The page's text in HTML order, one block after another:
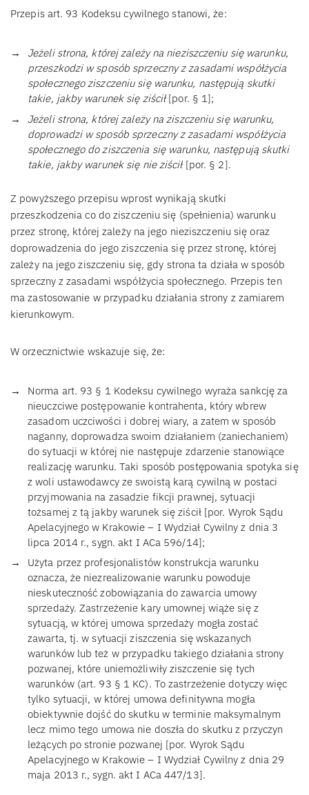
Przepis art. 93 Kodeksu cywilnego stanowi, że:
Jeżeli strona, której zależy na nieziszczeniu się warunku,
przeszkodzi w sposób sprzeczny z zasadami współżycia
społecznego ziszczeniu się warunku, następują skutki
takie, jakby warunek się ziścił[por. § 1];
Jeżeli strona, której zależy na ziszczeniu się warunku,
doprowadzi w sposób sprzeczny z zasadami współżycia
społecznego do ziszczenia się warunku, następują skutki
takie, jakby warunek się nie ziścił [por. § 2].
Z powyższego przepisu wprost wynikają skutki
przeszkodzenia co do ziszczeniu się (spełnienia) warunku
przez stronę, której zależy na jego nieziszczeniu się oraz
doprowadzenia do jego ziszczenia się przez stronę, której
zależy na jego ziszczeniu się, gdy strona ta działa w sposób
sprzeczny z zasadami współżycia społecznego. Przepis ten
ma zastosowanie w przypadku działania strony z zamiarem
kierunkowym.
W orzecznictwie wskazuje się, że:
Norma art. 93 § 1 Kodeksu cywilnego wyraża sankcję za
nieuczciwe postępowanie kontrahenta, który wbrew
zasadom uczciwości i dobrej wiary, a zatem w sposób
naganny, doprowadza swoim działaniem (zaniechaniem)
do sytuacji w której nie następuje zdarzenie stanowiące
realizację warunku. Taki sposób postępowania spotyka się
z woli ustawodawcy ze swoistą karą cywilną w postaci
przyjmowania na zasadzie fikcji prawnej, sytuacji
tożsamej z tą jakby warunek się ziścił [por. Wyrok Sądu
Apelacyjnego w Krakowie – I Wydział Cywilny z dnia 3
lipca 2014 r., sygn. akt I ACa 596/14];
Użyta przez profesjonalistów konstrukcja warunku
oznacza, że niezrealizowanie warunku powoduje
nieskuteczność zobowiązania do zawarcia umowy
sprzedaży. Zastrzeżenie kary umownej wiąże się z
sytuacją, w której umowa sprzedaży mogła zostać
zawarta, tj. w sytuacji ziszczenia się wskazanych
warunków lub też w przypadku takiego działania strony
pozwanej, które uniemożliwiły ziszczenie się tych
warunków (art. 93 § 1 KC). To zastrzeżenie dotyczy więc
tylko sytuacji, w której umowa definitywna mogła
obiektywnie dojść do skutku w terminie maksymalnym
lecz mimo tego umowa nie doszła do skutku z przyczyn
leżących po stronie pozwanej [por. Wyrok Sądu
Apelacyjnego w Krakowie – I Wydział Cywilny z dnia 29
maja 2013 r., sygn. akt I ACa 447/13].